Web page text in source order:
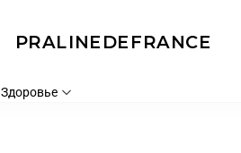
PRALINEDEFRANCE
Здоровье